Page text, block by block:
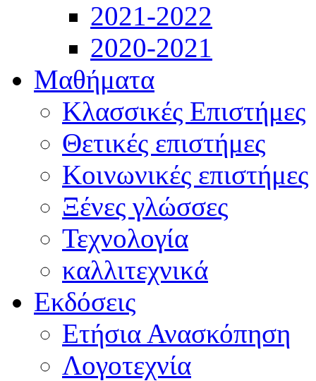
2021-2022
2020-2021
Μαθήματα
Κλασσικές Επιστήμες
Θετικές επιστήμες
Κοινωνικές επιστήμες
Ξένες γλώσσες
Τεχνολογία
καλλιτεχνικά
Εκδόσεις
Ετήσια Ανασκόπηση
Λογοτεχνία